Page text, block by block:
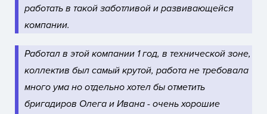
работать в такой заботливой и развивающейся
компании.
Работал в этой компании 1 год, в технической зоне,
коллектив был самый крутой, работа не требовала
много ума но отдельно хотел бы отметить
бригадиров Олега и Ивана - очень хорошие